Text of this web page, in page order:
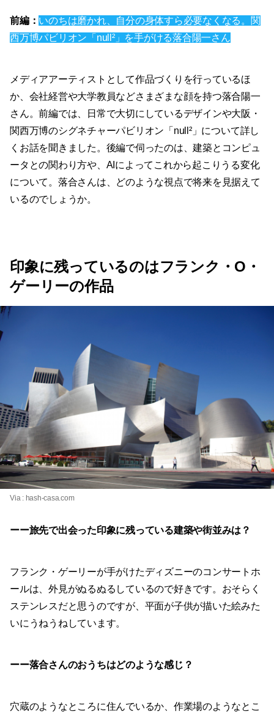
前編： いのちは磨かれ、自分の身体すら必要なくなる。関
⻄万博パビリオン「null²」を手がける落合陽一さん
メディアアーティストとして作品づくりを行っているほ
か、会社経営や大学教員などさまざまな顔を持つ落合陽一
さん。前編では、日常で大切にしているデザインや⼤阪・
関⻄万博のシグネチャーパビリオン「null²」について詳し
くお話を聞きました。後編で伺ったのは、建築とコンピュ
ータとの関わり方や、AIによってこれから起こりうる変化
について。落合さんは、どのような視点で将来を見据えて
いるのでしょうか。
印象に残っているのはフランク・O・
ゲーリーの作品
Via : hash-casa.com
ーー旅先で出会った印象に残っている建築や街並みは？
フランク・ゲーリーが手がけたディズニーのコンサートホ
ールは、外見がぬるぬるしているので好きです。おそらく
ステンレスだと思うのですが、平面が子供が描いた絵みた
いにうねうねしています。
ーー落合さんのおうちはどのような感じ？
穴蔵のようなところに住んでいるか、作業場のようなとこ